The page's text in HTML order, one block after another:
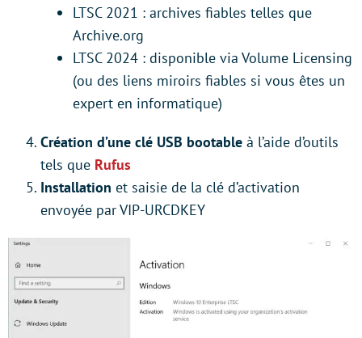
LTSC 2021 : archives fiables telles que
Archive.org
LTSC 2024 : disponible via Volume Licensing
(ou des liens miroirs fiables si vous êtes un
expert en informatique)
Création d’une clé USB bootable à l’aide d’outils
tels que Rufus
Installation et saisie de la clé d’activation
envoyée par VIP-URCDKEY